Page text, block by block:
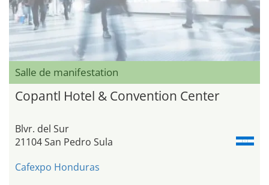
Salle de manifestation
Copantl Hotel & Convention Center
Blvr. del Sur
21104 San Pedro Sula
Cafexpo Honduras